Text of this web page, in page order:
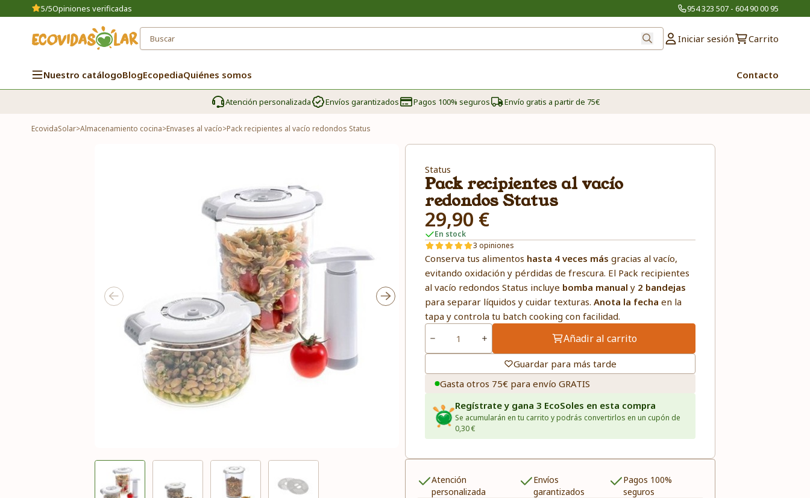
5/5Opiniones verificadas 954 323 507 - 604 90 00 95
Iniciar sesión Carrito
Nuestro catálogoBlogEcopediaQuiénes somos Contacto
Atención personalizada Envíos garantizados Pagos 100% seguros Envío gratis a partir de 75€
EcovidaSolar>Almacenamiento cocina>Envases al vacío>Pack recipientes al vacío redondos Status
Status
Pack recipientes al vacío
redondos Status
29,90 €
En stock
3 opiniones
Conserva tus alimentos hasta 4 veces más gracias al vacío,
evitando oxidación y pérdidas de frescura. El Pack recipientes
al vacío redondos Status incluye bomba manual y 2 bandejas
para separar líquidos y cuidar texturas. Anota la fecha en la
tapa y controla tu batch cooking con facilidad.
Añadir al carrito
Guardar para más tarde
Gasta otros 75€ para envío GRATIS
Regístrate y gana 3 EcoSoles en esta compra
Se acumularán en tu carrito y podrás convertirlos en un cupón de
0,30 €
Atención
personalizada
Envíos
garantizados
Pagos 100%
seguros